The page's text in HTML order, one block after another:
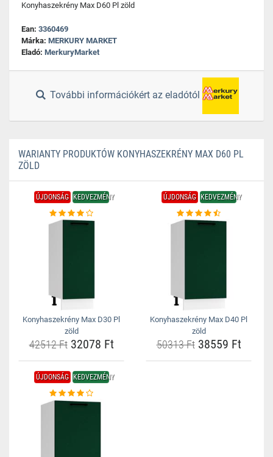
Konyhaszekrény Max D60 Pl zöld
Ean: 3360469
Márka: MERKURY MARKET
Eladó: MerkuryMarket
További információkért az eladótól
WARIANTY PRODUKTÓW KONYHASZEKRÉNY MAX D60 PL
ZÖLD
ÚJDONSÁG KEDVEZMÉNY
Konyhaszekrény Max D30 Pl
zöld
42512 Ft32078 Ft
ÚJDONSÁG KEDVEZMÉNY
Konyhaszekrény Max D40 Pl
zöld
50313 Ft38559 Ft
ÚJDONSÁG KEDVEZMÉNY